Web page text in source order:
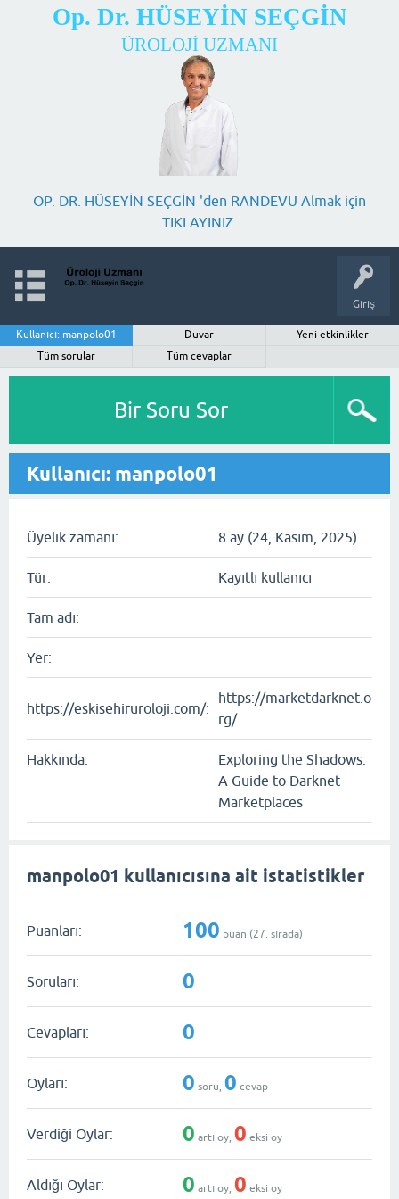
Op. Dr. HÜSEYİN SEÇGİN
ÜROLOJİ UZMANI
OP. DR. HÜSEYİN SEÇGİN 'den RANDEVU Almak için
TIKLAYINIZ.
Giriş
Kullanıcı: manpolo01 Duvar
Yeni etkinlikler
Tüm sorular
Tüm cevaplar
Bir Soru Sor
Kullanıcı: manpolo01
Üyelik zamanı: 8 ay (24, Kasım, 2025)
Tür: Kayıtlı kullanıcı
Tam adı:
Yer:
https://eskisehiruroloji.com/:
https://marketdarknet.o
rg/
Hakkında:
Exploring the Shadows:
A Guide to Darknet
Marketplaces
manpolo01 kullanıcısına ait istatistikler
Puanları: 100 puan (27 . sırada)
Soruları: 0
Cevapları: 0
Oyları: 0 soru, 0 cevap
Verdiği Oylar: 0 artı oy, 0 eksi oy
Aldığı Oylar: 0 artı oy, 0 eksi oy